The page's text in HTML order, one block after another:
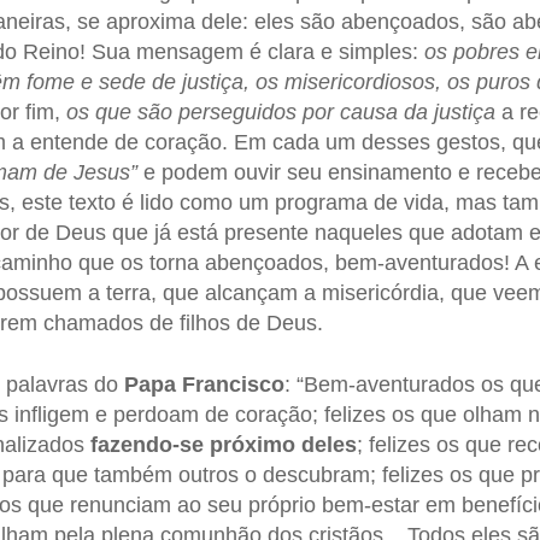
se aproxima dele: eles são abençoados, são
Reino! Sua mensagem é clara e simples: os pobres
fome e sede de justiça, os misericordiosos, os puros
fim, os que são perseguidos por causa da justiça a
a entende de coração. Em cada um desses gestos,
de Jesus”e podem ouvir seu ensinamento e
este texto é lido como um programa de vida, mas
de Deus que já está presente naqueles que adotam
que os torna abençoados, bem-aventurados! A
a terra, que alcançam a misericórdia, que
chamados de filhos de Deus.
do Papa Francisco: “Bem-aventurados os
infligem e perdoam de coração; felizes os que olham
fazendo-se próximo deles; felizes os que
que também outros o descubram; felizes os que
que renunciam ao seu próprio bem-estar em